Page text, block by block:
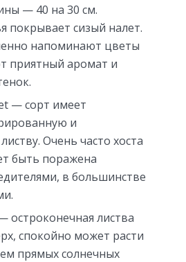
— 40 на 30 см.
покрывает сизый налет.
напоминают цветы
приятный аромат и
— сорт имеет
и
Очень часто хоста
быть поражена
в большинстве
остроконечная листва
спокойно может расти
прямых солнечных